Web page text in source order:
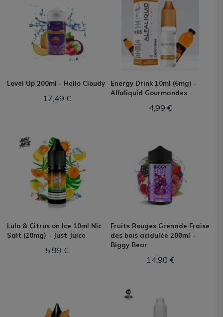
Level Up 200ml - Hello Cloudy
17,49 €
Energy Drink 10ml (6mg) -
Alfaliquid Gourmandes
4,99 €
Lulo & Citrus on Ice 10ml Nic
Salt (20mg) - Just Juice
5,99 €
Fruits Rouges Grenade Fraise
des bois acidulée 200ml -
Biggy Bear
14,90 €